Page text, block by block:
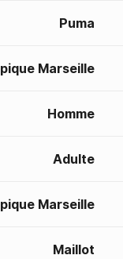
Puma
Marseille
Homme
Adulte
Marseille
Maillot